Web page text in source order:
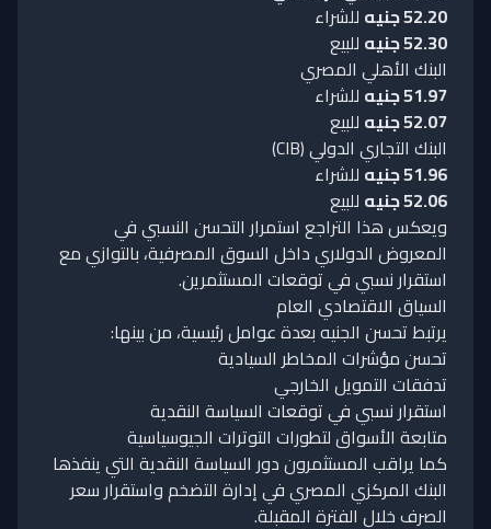
52.20 جنيه
للشراء
52.30 جنيه
للبيع
البنك الأهلي المصري
51.97 جنيه
للشراء
52.07 جنيه
للبيع
البنك التجاري الدولي (CIB)
51.96 جنيه
للشراء
52.06 جنيه
للبيع
ويعكس هذا التراجع استمرار التحسن النسبي في
المعروض الدولاري داخل السوق المصرفية، بالتوازي مع
استقرار نسبي في توقعات المستثمرين.
السياق الاقتصادي العام
يرتبط تحسن الجنيه بعدة عوامل رئيسية، من بينها:
تحسن مؤشرات المخاطر السيادية
تدفقات التمويل الخارجي
استقرار نسبي في توقعات السياسة النقدية
متابعة الأسواق لتطورات التوترات الجيوسياسية
كما يراقب المستثمرون دور السياسة النقدية التي ينفذها
البنك المركزي المصري في إدارة التضخم واستقرار سعر
الصرف خلال الفترة المقبلة.